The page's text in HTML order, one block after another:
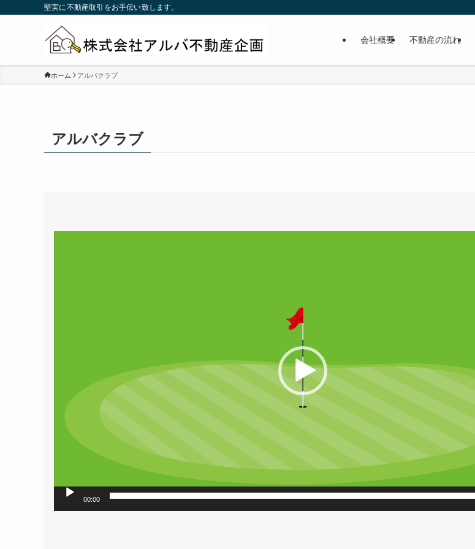
堅実に不動産取引をお手伝い致します。
会社概要 不動産の流れ
ホーム アルバクラブ
アルバクラブ
00:00